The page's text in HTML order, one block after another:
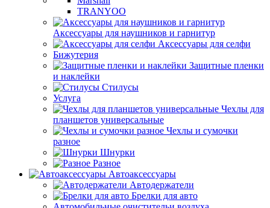
TRANYOO
Аксессуары для наушников и гарнитур
Аксессуары для селфи
Бижутерия
Защитные пленки
и наклейки
Стилусы
Услуга
Чехлы для
планшетов универсальные
Чехлы и сумочки
разное
Шнурки
Разное
Автоаксессуары
Автодержатели
Брелки для авто